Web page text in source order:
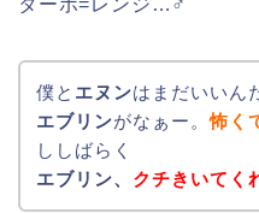
ターボ=レンジ…♂
僕と エヌンはまだいいん
エブリンがなぁー。怖く
ししばらく
エブリン、 クチきいてく